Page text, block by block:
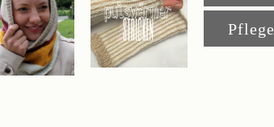
Pflege